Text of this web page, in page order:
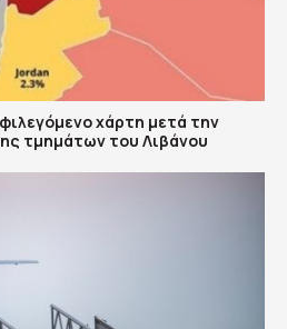
χάρτη μετά την
τμημάτων του Λιβάνου